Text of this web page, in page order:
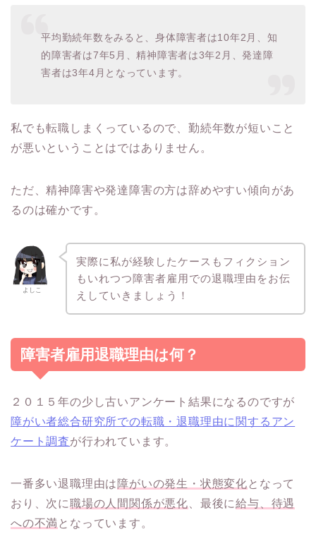
平均勤続年数をみると、身体障害者は10年2月、知
的障害者は7年5月、精神障害者は3年2月、発達障
害者は3年4月となっています。
私でも転職しまくっているので、勤続年数が短いこと
が悪いということはではありません。
ただ、精神障害や発達障害の方は辞めやすい傾向があ
るのは確かです。
よしこ
実際に私が経験したケースもフィクション
もいれつつ障害者雇用での退職理由をお伝
えしていきましょう！
障害者雇用退職理由は何？
２０１５年の少し古いアンケート結果になるのですが
障がい者総合研究所での転職・退職理由に関するアン
ケート調査が行われています。
一番多い退職理由は 障がいの発生・状態変化 となって
おり、次に職場の人間関係が悪化 、最後に給与、待遇
への不満 となっています。